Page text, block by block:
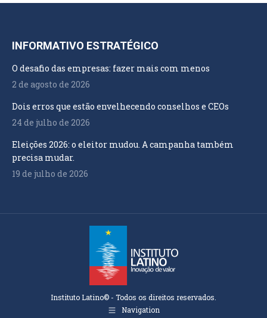
INFORMATIVO ESTRATÉGICO
O desafio das empresas: fazer mais com menos
2 de agosto de 2026
Dois erros que estão envelhecendo conselhos e CEOs
24 de julho de 2026
Eleições 2026: o eleitor mudou. A campanha também
precisa mudar.
19 de julho de 2026
Instituto Latino© - Todos os direitos reservados.
Navigation